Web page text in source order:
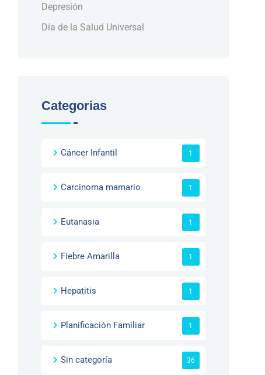
Depresión
Día de la Salud Universal
Categorias
Cáncer Infantil 1
Carcinoma mamario 1
Eutanasia 1
Fiebre Amarilla 1
Hepatitis 1
Planificación Familiar 1
Sin categoría 36